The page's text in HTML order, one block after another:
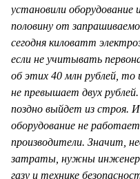
установили оборудование
половину от
сегодня киловатт
если не учитывать
об этих 40 млн рублей, то
не превышает двух
поздно выйдет из строя. И
оборудование не
производители. Значит,
затраты, нужны
газу и технике